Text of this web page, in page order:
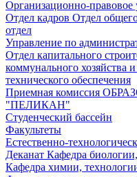
Организационно-правовое
Отдел кадров Отдел
отдел
Управление по
Отдел капитального
коммунального хозяйства
технического обеспечения
Приемная комиссия
"ПЕЛИКАН"
Студенческий бассейн
Факультеты
Естественно-
Деканат Кафедра
Кафедра химии,